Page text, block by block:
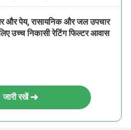
और पेय, रासायनिक और जल उपचार
उच्च निकासी रेटिंग फिल्टर आवास
जारी रखें